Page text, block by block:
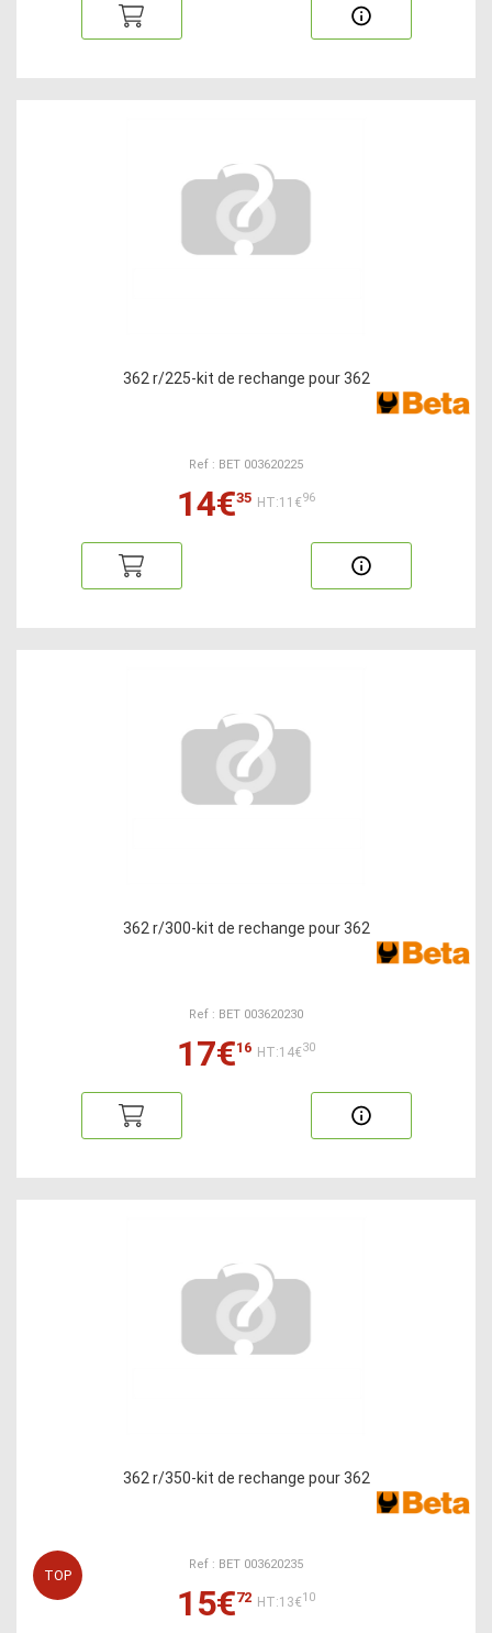
362 r/225-kit de rechange pour 362
Ref : BET 003620225
14€35 HT:11€96
362 r/300-kit de rechange pour 362
Ref : BET 003620230
17€16 HT:14€30
362 r/350-kit de rechange pour 362
Ref : BET 003620235
15€72 HT:13€10
TOP